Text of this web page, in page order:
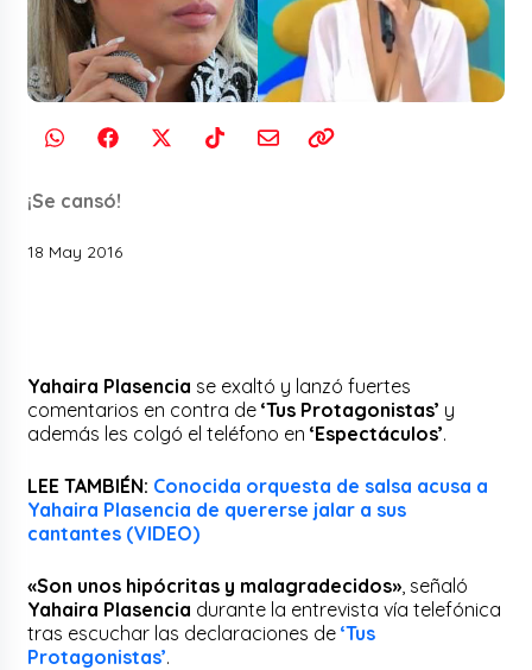
¡Se cansó!
18 May 2016
Yahaira Plasencia se exaltó y lanzó fuertes
comentarios en contra de‘Tus Protagonistas’ y
además les colgó el teléfono en‘Espectáculos’.
LEE TAMBIÉN: Conocida orquesta de salsa acusa a
Yahaira Plasencia de quererse jalar a sus
cantantes (VIDEO)
«Son unos hipócritas y malagradecidos» , señaló
Yahaira Plasencia durante la entrevista vía telefónica
tras escuchar las declaraciones de‘Tus
Protagonistas’.